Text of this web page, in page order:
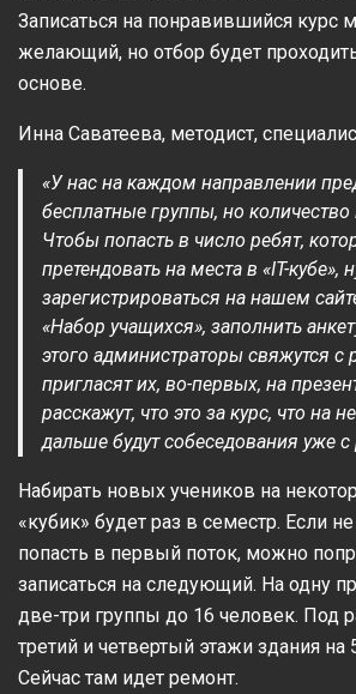
Записаться на понравившийся курс
желающий, но отбор будет
основе.
Инна Саватеева, методист,
«У нас на каждом направлении
бесплатные группы, но количество
Чтобы попасть в число ребят,
претендовать на места в «IT-кубе»,
зарегистрироваться на нашем
«Набор учащихся», заполнить
этого администраторы свяжутся с
пригласят их, во-первых, на
расскажут, что это за курс, что на
дальше будут собеседования уже с
Набирать новых учеников на
«кубик» будет раз в семестр. Если
попасть в первый поток, можно
записаться на следующий. На одну
две-три группы до 16 человек. Под
третий и четвертый этажи здания на
Сейчас там идет ремонт.